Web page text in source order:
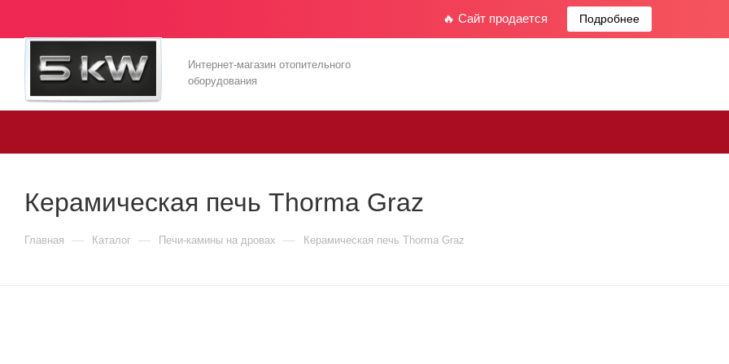
🔥 Сайт продается Подробнее
Интернет-магазин отопительного
оборудования
Керамическая печь Thorma Graz
Главная — Каталог — Печи-камины на дровах — Керамическая печь Thorma Graz